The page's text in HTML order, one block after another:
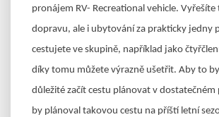
pronájem RV- Recreational vehicle. Vyřešíte
dopravu, ale i ubytování za prakticky jedny
cestujete ve skupině, například jako
díky tomu můžete výrazně ušetřit. Aby to
důležité začít cestu plánovat v
by plánoval takovou cestu na příští letní